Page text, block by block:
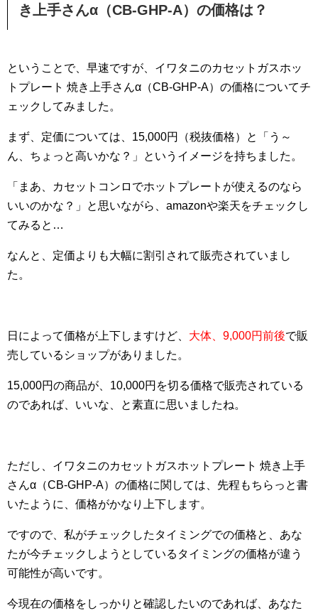
き上手さんα（CB-GHP-A）の価格は？
ということで、早速ですが、イワタニのカセットガスホッ
トプレート 焼き上手さんα（CB-GHP-A）の価格についてチ
ェックしてみました。
まず、定価については、15,000円（税抜価格）と「う～
ん、ちょっと高いかな？」というイメージを持ちました。
「まあ、カセットコンロでホットプレートが使えるのなら
いいのかな？」と思いながら、amazonや楽天をチェックし
てみると…
なんと、定価よりも大幅に割引されて販売されていまし
た。
日によって価格が上下しますけど、 大体、9,000円前後で販
売しているショップがありました。
15,000円の商品が、10,000円を切る価格で販売されている
のであれば、いいな、と素直に思いましたね。
ただし、イワタニのカセットガスホットプレート 焼き上手
さんα（CB-GHP-A）の価格に関しては、先程もちらっと書
いたように、価格がかなり上下します。
ですので、私がチェックしたタイミングでの価格と、あな
たが今チェックしようとしているタイミングの価格が違う
可能性が高いです。
今現在の価格をしっかりと確認したいのであれば、あなた